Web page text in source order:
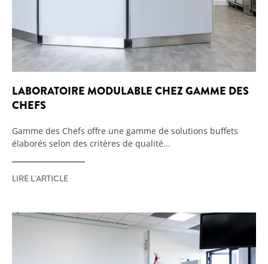
LABORATOIRE MODULABLE CHEZ GAMME DES
CHEFS
Gamme des Chefs offre une gamme de solutions buffets
élaborés selon des critères de qualité...
LIRE L'ARTICLE